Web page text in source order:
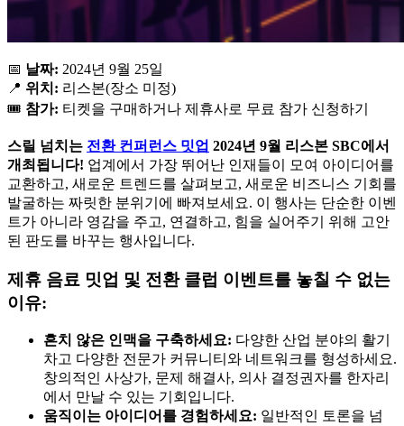
📅 날짜: 2024년 9월 25일
📍 위치: 리스본(장소 미정)
🎟️ 참가: 티켓을 구매하거나 제휴사로 무료 참가 신청하기
스릴 넘치는 전환 컨퍼런스 밋업 2024년 9월 리스본 SBC에서
개최됩니다! 업계에서 가장 뛰어난 인재들이 모여 아이디어를
교환하고, 새로운 트렌드를 살펴보고, 새로운 비즈니스 기회를
발굴하는 짜릿한 분위기에 빠져보세요. 이 행사는 단순한 이벤
트가 아니라 영감을 주고, 연결하고, 힘을 실어주기 위해 고안
된 판도를 바꾸는 행사입니다.
제휴 음료 밋업 및 전환 클럽 이벤트를 놓칠 수 없는
이유:
흔치 않은 인맥을 구축하세요: 다양한 산업 분야의 활기
차고 다양한 전문가 커뮤니티와 네트워크를 형성하세요.
창의적인 사상가, 문제 해결사, 의사 결정권자를 한자리
에서 만날 수 있는 기회입니다.
움직이는 아이디어를 경험하세요: 일반적인 토론을 넘